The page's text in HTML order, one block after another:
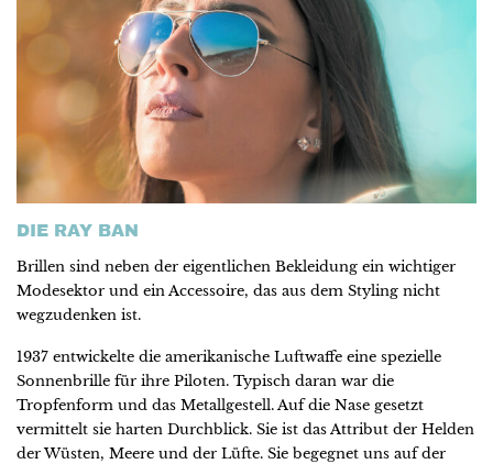
DIE RAY BAN
Brillen sind neben der eigentlichen Bekleidung ein wichtiger
Modesektor und ein Accessoire, das aus dem Styling nicht
wegzudenken ist.
1937 entwickelte die amerikanische Luftwaffe eine spezielle
Sonnenbrille für ihre Piloten. Typisch daran war die
Tropfenform und das Metallgestell. Auf die Nase gesetzt
vermittelt sie harten Durchblick. Sie ist das Attribut der Helden
der Wüsten, Meere und der Lüfte. Sie begegnet uns auf der